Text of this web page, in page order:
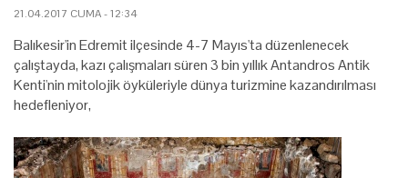
21.04.2017 CUMA - 12:34
Balıkesir'in Edremit ilçesinde 4-7 Mayıs'ta düzenlenecek
çalıştayda, kazı çalışmaları süren 3 bin yıllık Antandros Antik
Kenti'nin mitolojik öyküleriyle dünya turizmine kazandırılması
hedefleniyor,